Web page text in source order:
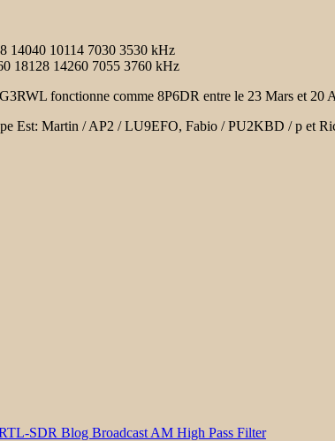
14040 10114 7030 3530 kHz
18128 14260 7055 3760 kHz
fonctionne comme 8P6DR entre le 23 Mars et 20
Est: Martin / AP2 / LU9EFO, Fabio / PU2KBD / p et
SDR Blog Broadcast AM High Pass Filter